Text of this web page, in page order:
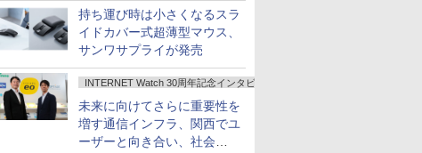
持ち運び時は小さくなるスラ
イドカバー式超薄型マウス、
サンワサプライが発売
INTERNET Watch 30周年記念インタビュー
未来に向けてさらに重要性を
増す通信インフラ、関西でユ
ーザーと向き合い、社会